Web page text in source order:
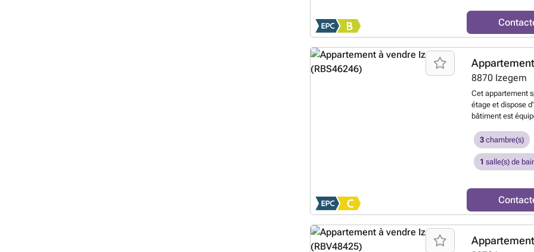
8870 Izegem
Cet appartement
étage et dispose
bâtiment est
avec parquet et
Salle de bain
séparées -
dans le
appartement
lumineux +
Emplacement
ou appelez le
3 chambre(s)
1 salle(s) de